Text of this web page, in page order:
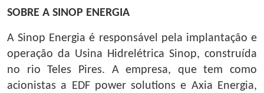
SOBRE A SINOP ENERGIA
A Sinop Energia é responsável pela implantação e
operação da Usina Hidrelétrica Sinop, construída
no rio Teles Pires. A empresa, que tem como
acionistas a EDF power solutions e Axia Energia,